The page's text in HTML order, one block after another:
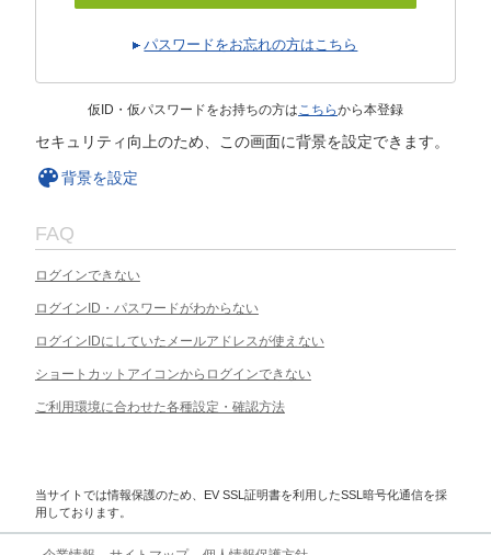
パスワードをお忘れの方はこちら
仮ID・仮パスワードをお持ちの方はこちらから本登録
セキュリティ向上のため、この画面に背景を設定できます。
背景を設定
FAQ
ログインできない
ログインID・パスワードがわからない
ログインIDにしていたメールアドレスが使えない
ショートカットアイコンからログインできない
ご利用環境に合わせた各種設定・確認方法
当サイトでは情報保護のため、EV SSL証明書を利用したSSL暗号化通信を採
用しております。